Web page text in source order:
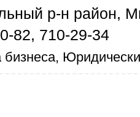
р-н район,
82, 710-29-34